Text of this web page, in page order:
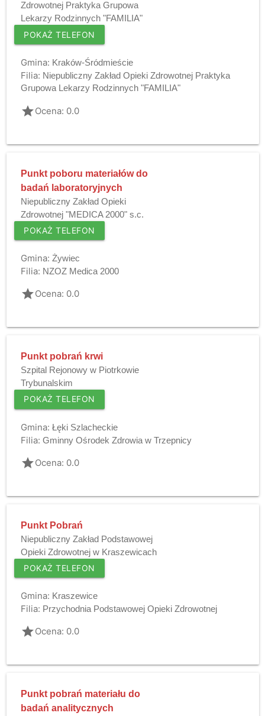
Zdrowotnej Praktyka Grupowa
Lekarzy Rodzinnych "FAMILIA"
POKAŻ TELEFON
Gmina: Kraków-Śródmieście
Filia: Niepubliczny Zakład Opieki Zdrowotnej Praktyka
Grupowa Lekarzy Rodzinnych "FAMILIA"
gradeOcena: 0.0
Punkt poboru materiałów do
badań laboratoryjnych
Niepubliczny Zakład Opieki
Zdrowotnej "MEDICA 2000" s.c.
POKAŻ TELEFON
Gmina: Żywiec
Filia: NZOZ Medica 2000
gradeOcena: 0.0
Punkt pobrań krwi
Szpital Rejonowy w Piotrkowie
Trybunalskim
POKAŻ TELEFON
Gmina: Łęki Szlacheckie
Filia: Gminny Ośrodek Zdrowia w Trzepnicy
gradeOcena: 0.0
Punkt Pobrań
Niepubliczny Zakład Podstawowej
Opieki Zdrowotnej w Kraszewicach
POKAŻ TELEFON
Gmina: Kraszewice
Filia: Przychodnia Podstawowej Opieki Zdrowotnej
gradeOcena: 0.0
Punkt pobrań materiału do
badań analitycznych